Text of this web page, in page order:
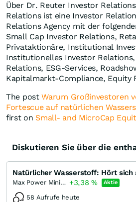
Über Dr. Reuter Investor
Relations ist eine Investor
Relations Agency mit der
Small Cap Investor Relations,
Privataktionäre, Institutional
Institutionelles Investor
Relations, ESG-Services,
Kapitalmarkt-Compliance, Equity
The postWarum Großinvestoren
Fortescue auf natürlichen
first on Small- and MicroCap
Diskutieren Sie über die
Max Power Mining +3,38% Aktie
58 Aufrufe heute